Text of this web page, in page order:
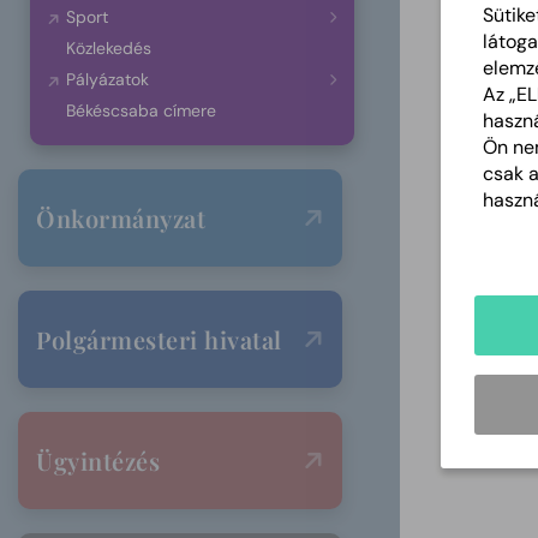
Sport
Közlekedés
Pályázatok
Békéscsaba címere
Önkormányzat
Polgármesteri hivatal
Ügyintézés
Az
Ön
csak